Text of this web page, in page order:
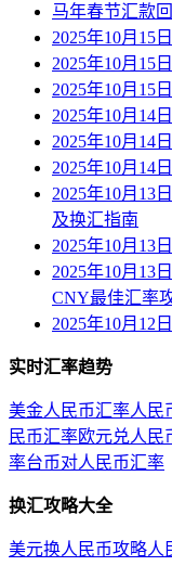
马年春节汇款
2025年10月15
2025年10月15
2025年10月15
2025年10月14
2025年10月14
2025年10月14
2025年10月13
及换汇指南
2025年10月13
2025年10月13
CNY最佳汇率
2025年10月12
实时汇率趋势
美金人民币汇率人民
民币汇率欧元兑人民
率台币对人民币汇率
换汇攻略大全
美元换人民币攻略人